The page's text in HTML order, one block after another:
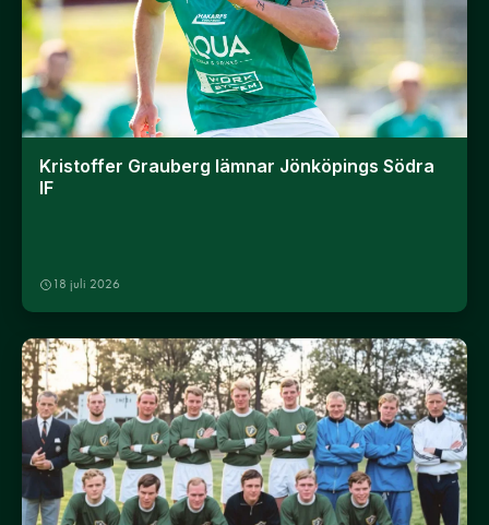
Kristoffer Grauberg lämnar Jönköpings Södra
IF
18 juli 2026